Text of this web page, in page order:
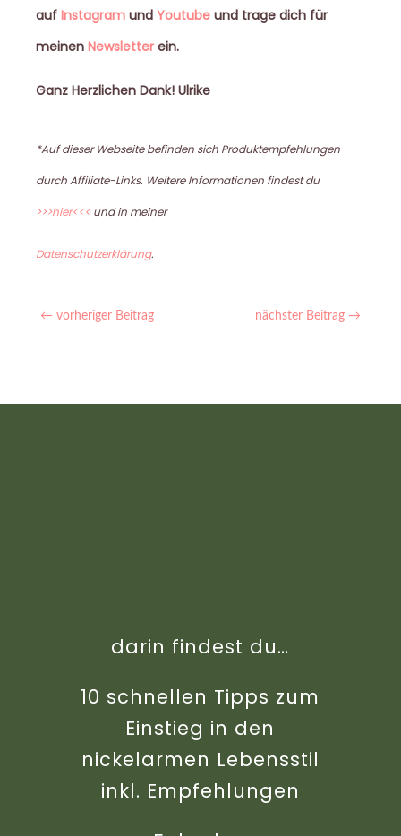
auf Instagram und Youtube und trage dich für
meinen Newsletter ein.
Ganz Herzlichen Dank! Ulrike
*Auf dieser Webseite befinden sich Produktempfehlungen
durch Affiliate-Links. Weitere Informationen findest du
>>>hier<<< und in meiner
Datenschutzerklärung.
← vorheriger Beitrag nächster Beitrag →
darin findest du…
10 schnellen Tipps zum
Einstieg in den
nickelarmen Lebensstil
inkl. Empfehlungen